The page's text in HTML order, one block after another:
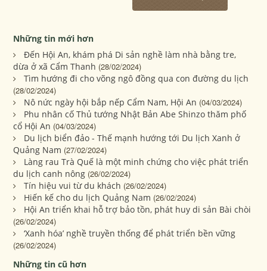
Những tin mới hơn
Đến Hội An, khám phá Di sản nghề làm nhà bằng tre,
dừa ở xã Cẩm Thanh (28/02/2024)
Tìm hướng đi cho võng ngô đồng qua con đường du lịch
(28/02/2024)
Nô nức ngày hội bắp nếp Cẩm Nam, Hội An (04/03/2024)
Phu nhân cố Thủ tướng Nhật Bản Abe Shinzo thăm phố
cổ Hội An (04/03/2024)
Du lịch biển đảo - Thế mạnh hướng tới Du lịch Xanh ở
Quảng Nam (27/02/2024)
Làng rau Trà Quế là một minh chứng cho việc phát triển
du lịch canh nông (26/02/2024)
Tín hiệu vui từ du khách (26/02/2024)
Hiến kế cho du lịch Quảng Nam (26/02/2024)
Hội An triển khai hỗ trợ bảo tồn, phát huy di sản Bài chòi
(26/02/2024)
‘Xanh hóa’ nghề truyền thống để phát triển bền vững
(26/02/2024)
Những tin cũ hơn